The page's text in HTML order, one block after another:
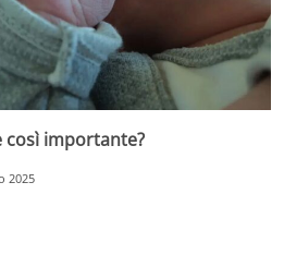
così importante?
2025